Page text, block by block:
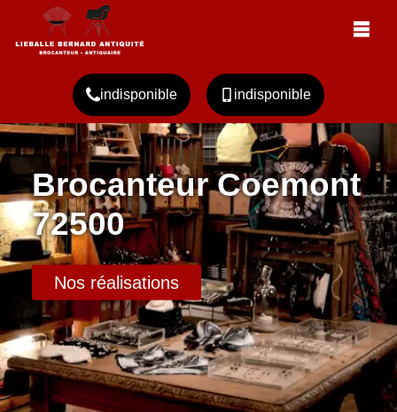
indisponible indisponible
Brocanteur Coemont
72500
Nos réalisations